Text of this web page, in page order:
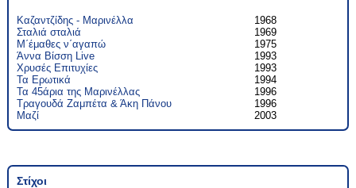
Καζαντζίδης - Μαρινέλλα
1968
Σταλιά σταλιά
1969
Μ΄έμαθες ν΄αγαπώ
1975
Άννα Βίσση Live
1993
Χρυσές Επιτυχίες
1993
Τα Ερωτικά
1994
Τα 45άρια της Μαρινέλλας
1996
Τραγουδά Ζαμπέτα & Άκη Πάνου
1996
Μαζί
2003
Στίχοι